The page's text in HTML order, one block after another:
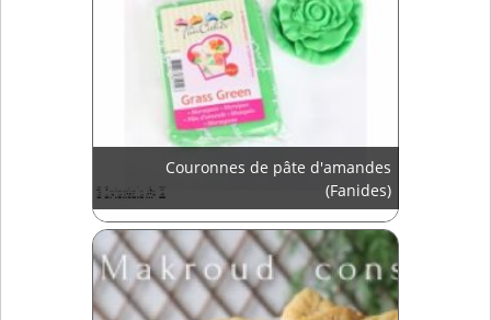
Couronnes de pâte d'amandes
(Fanides)